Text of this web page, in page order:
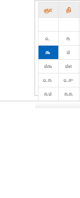
ஞா தி்
௨
௩
௯
௰
௰௬
௰௭
௨௩
௨௪
௩௰
௩௧